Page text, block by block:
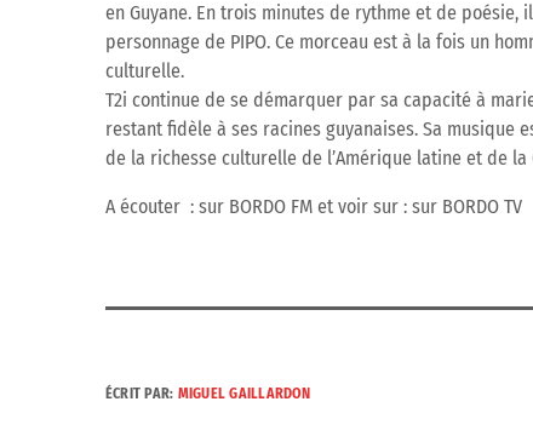
en Guyane. En trois minutes de rythme et de
personnage de PIPO. Ce morceau est à la fois un
culturelle.
T2i continue de se démarquer par sa capacité à
restant fidèle à ses racines guyanaises. Sa
de la richesse culturelle de l’Amérique latine et de la
A écouter : sur BORDO FM et voir sur : sur BORDO TV
ÉCRIT PAR: MIGUEL GAILLARDON